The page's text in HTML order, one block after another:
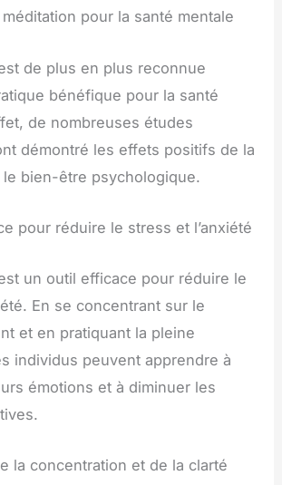
pour la santé mentale
de plus en plus reconnue
bénéfique pour la santé
de nombreuses études
démontré les effets positifs de la
le bien-être psychologique.
pour réduire le stress et l’anxiété
un outil efficace pour réduire le
En se concentrant sur le
et en pratiquant la pleine
individus peuvent apprendre à
émotions et à diminuer les
la concentration et de la clarté